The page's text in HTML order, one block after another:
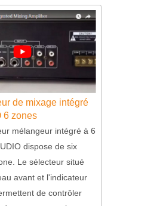
de mixage intégré
6 zones
mélangeur intégré à 6
dispose de six
Le sélecteur situé
avant et l'indicateur
de contrôler